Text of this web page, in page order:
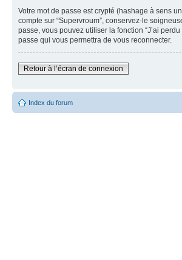
Votre mot de passe est crypté (hashage à sens
compte sur “Supervroum”, conservez-le
passe, vous pouvez utiliser la fonction “J’ai
passe qui vous permettra de vous reconnecter.
Retour à l’écran de connexion
Index du forum